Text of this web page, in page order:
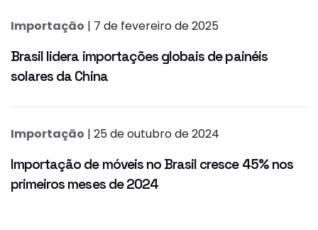
Importação | 7 de fevereiro de 2025
Brasil lidera importações globais de painéis
solares da China
Importação | 25 de outubro de 2024
Importação de móveis no Brasil cresce 45% nos
primeiros meses de 2024